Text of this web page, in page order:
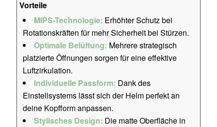
Vorteile
MIPS-Technologie: Erhöhter Schutz bei
Rotationskräften für mehr Sicherheit bei Stürzen.
Optimale Belüftung: Mehrere strategisch
platzierte Öffnungen sorgen für eine effektive
Luftzirkulation.
Individuelle Passform: Dank des
Einstellsystems lässt sich der Helm perfekt an
deine Kopfform anpassen.
Stylisches Design: Die matte Oberfläche in